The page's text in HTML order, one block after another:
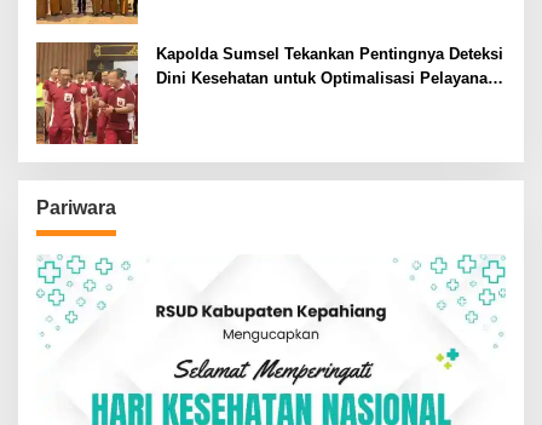
Kapolda Sumsel Tekankan Pentingnya Deteksi
Dini Kesehatan untuk Optimalisasi Pelayanan
Pariwara